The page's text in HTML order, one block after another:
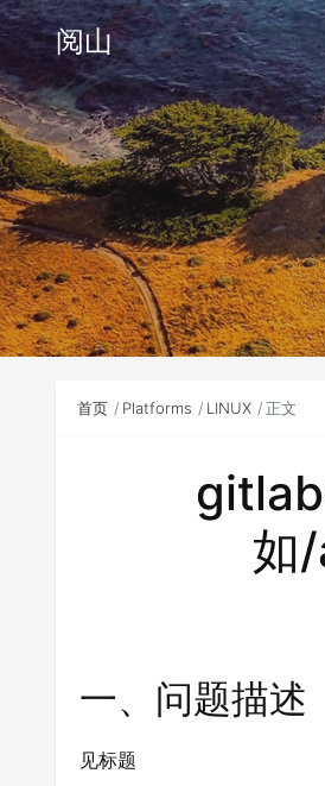
阅山
首页 Platforms LINUX 正文
如
一、问题描述
见标题